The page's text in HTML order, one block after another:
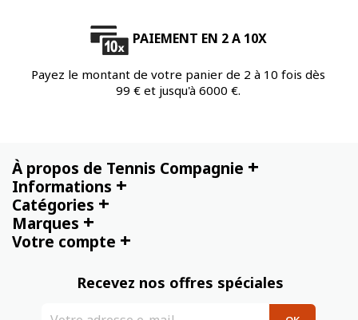
PAIEMENT EN 2 A 10X
Payez le montant de votre panier de 2 à 10 fois dès
99 € et jusqu'à 6000 €.
À propos de Tennis Compagnie +
Informations +
Catégories +
Marques +
Votre compte +
Recevez nos offres spéciales